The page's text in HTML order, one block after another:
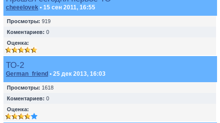
cheeelovek • 15 сен 2011, 16:55
Просмотры: 919
Коментариев: 0
Оценка:
ТО-2
German_friend • 25 дек 2013, 16:03
Просмотры: 1618
Коментариев: 0
Оценка: